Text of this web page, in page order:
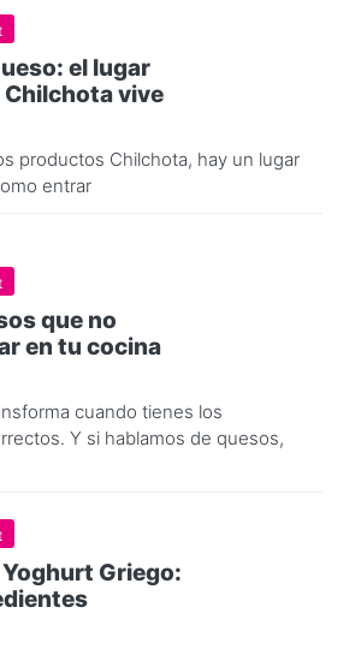
el lugar
vive
productos Chilchota, hay un lugar
entrar
que no
en tu cocina
cuando tienes los
Y si hablamos de quesos,
Griego: